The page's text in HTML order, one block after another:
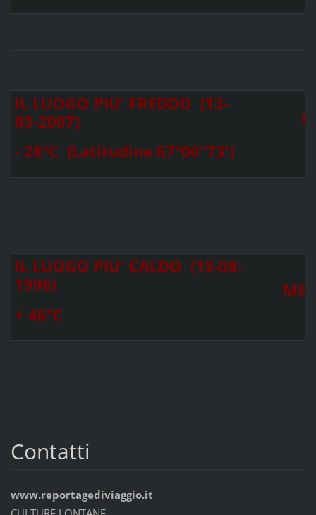
IL LUOGO PIU' FREDDO (13-
03-2007)
- 28°C (Latitudine 67°00"73')
IL LUOGO PIU' CALDO (19-08-
1996)
+ 46°C
Contatti
www.reportagediviaggio.it